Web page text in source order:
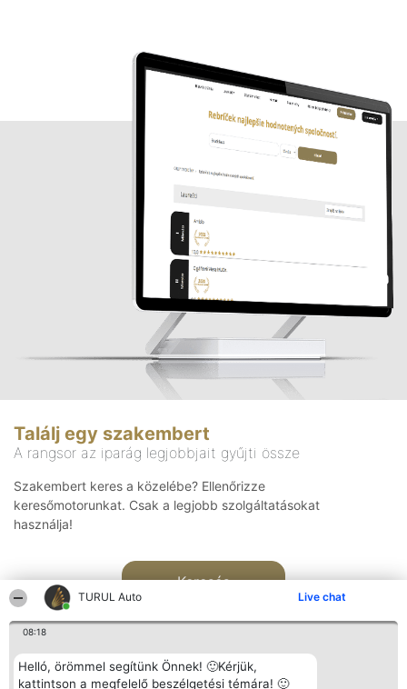
TURUL Auto Live chat
08:18
Helló, örömmel segítünk Önnek! 🙂Kérjük,
kattintson a megfelelő beszélgetési témára! 🙂
Találj egy szakembert
A rangsor az iparág legjobbjait gyűjti össze
Szakembert keres a közelébe? Ellenőrizze
keresőmotorunkat. Csak a legjobb szolgáltatásokat
használja!
Keresés